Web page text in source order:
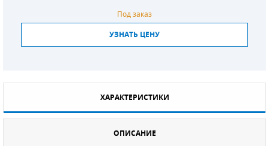
Под заказ
УЗНАТЬ ЦЕНУ
ХАРАКТЕРИСТИКИ
ОПИСАНИЕ
ДИЗЕЛЬНЫЕ ДВИГАТЕЛИ
ДЕТАЛИ ДВС